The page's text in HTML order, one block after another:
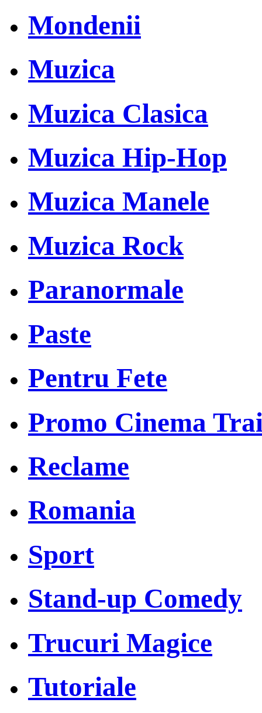
Mondenii
Muzica
Muzica Clasica
Muzica Hip-Hop
Muzica Manele
Muzica Rock
Paranormale
Paste
Pentru Fete
Promo Cinema
Reclame
Romania
Sport
Stand-up Comedy
Trucuri Magice
Tutoriale